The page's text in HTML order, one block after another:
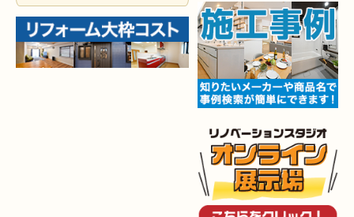
（小倉南区 M様邸）
2025年12月10日
水回りリフォーム
（小倉北区 Y様邸）
2025年12月9日
水回り･内装リフォーム
（八幡西区 K様邸）
リフォーム
（小倉南区 G様邸）
リフォーム （小倉北区 M様邸）
リフォーム
（小倉南区 N様邸）
リフォーム （小倉南区 I様邸）